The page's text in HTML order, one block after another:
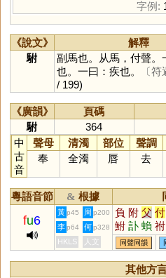
字例:
《說文》 解釋
駙
副馬也。从馬，付聲。
也。一曰：疾也。
〔符
/ 199)
《廣韻》 頁碼
駙
364
中
古
音
聲母 清濁 部位 聲調
奉
全濁 唇 去
粵語音節 & 根據
fu6
黃 p45 周 p200 負 附 父 付
鮒 訃 蝜 祔
偩 仆
李 p64 何 p328
HKLS 人文 同聲同韻
其他方